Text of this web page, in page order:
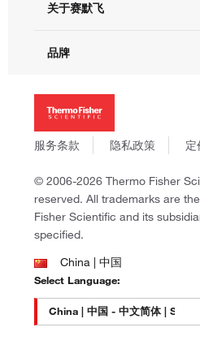
查找文件&证书
促销
社交媒体
关于赛默飞
招聘
新闻
社会责任
商标
品牌
Applied Biosystems
Invitrogen
Gibco
Unity Lab Services
Patheon
PPD
服务条款 隐私政策 定
© 2006-2026 Thermo Fisher
reserved. All trademarks are
Fisher Scientific and its
specified.
China | 中国
Select Language: